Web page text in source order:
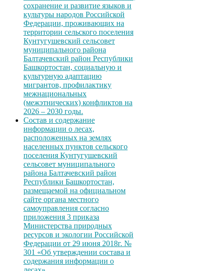
сохранение и развитие языков и
культуры народов Российской
Федерации, проживающих на
территории сельского поселения
Кунтугушевский сельсовет
муниципального района
Балтачевский район Республики
Башкортостан, социальную и
культурную адаптацию
мигрантов, профилактику
межнациональных
(межэтнических) конфликтов на
2026 – 2030 годы.
Состав и содержание
информации о лесах,
расположенных на землях
населенных пунктов сельского
поселения Кунтугушевский
сельсовет муниципального
района Балтачевский район
Республики Башкортостан,
размещаемой на официальном
сайте органа местного
самоуправления согласно
приложения 3 приказа
Министерства природных
ресурсов и экологии Российской
Федерации от 29 июня 2018г. №
301 «Об утверждении состава и
содержания информации о